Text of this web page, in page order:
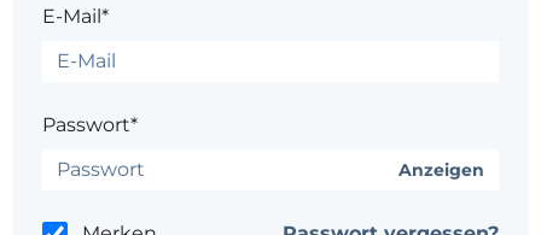
E-Mail*
Passwort*
Anzeigen